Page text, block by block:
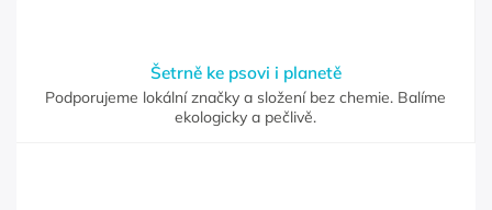
Šetrně ke psovi i planetě
Podporujeme lokální značky a složení bez chemie. Balíme
ekologicky a pečlivě.